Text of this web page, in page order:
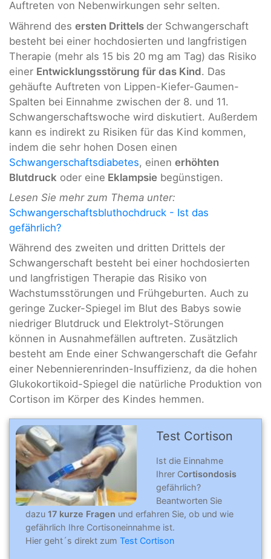
Auftreten von Nebenwirkungen sehr selten.
Während des ersten Drittels der Schwangerschaft
besteht bei einer hochdosierten und langfristigen
Therapie (mehr als 15 bis 20 mg am Tag) das Risiko
einer Entwicklungsstörung für das Kind. Das
gehäufte Auftreten von Lippen-Kiefer-Gaumen-
Spalten bei Einnahme zwischen der 8. und 11.
Schwangerschaftswoche wird diskutiert. Außerdem
kann es indirekt zu Risiken für das Kind kommen,
indem die sehr hohen Dosen einen
Schwangerschaftsdiabetes, einen erhöhten
Blutdruck oder eine Eklampsie begünstigen.
Lesen Sie mehr zum Thema unter:
Schwangerschaftsbluthochdruck - Ist das
gefährlich?
Während des zweiten und dritten Drittels der
Schwangerschaft besteht bei einer hochdosierten
und langfristigen Therapie das Risiko von
Wachstumsstörungen und Frühgeburten. Auch zu
geringe Zucker-Spiegel im Blut des Babys sowie
niedriger Blutdruck und Elektrolyt-Störungen
können in Ausnahmefällen auftreten. Zusätzlich
besteht am Ende einer Schwangerschaft die Gefahr
einer Nebennierenrinden-Insuffizienz, da die hohen
Glukokortikoid-Spiegel die natürliche Produktion von
Cortison im Körper des Kindes hemmen.
Test Cortison
Ist die Einnahme
Ihrer Cortisondosis
gefährlich?
Beantworten Sie
dazu 17 kurze Fragen und erfahren Sie, ob und wie
gefährlich Ihre Cortisoneinnahme ist.
Hier geht´s direkt zum Test Cortison